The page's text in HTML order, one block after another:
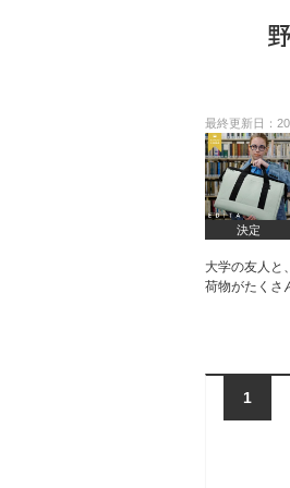
最終更新日：
決定
大学の友人と
荷物がたくさ
1